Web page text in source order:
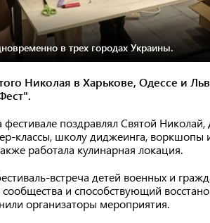
в трех городах Украины.
Николая в Харькове, Одессе и
поздравлял Святой
классы, школу диджеинга, воркшопы
работала кулинарная локация.
встреча детей военных и
сообщества и способствующий
организаторы мероприятия.